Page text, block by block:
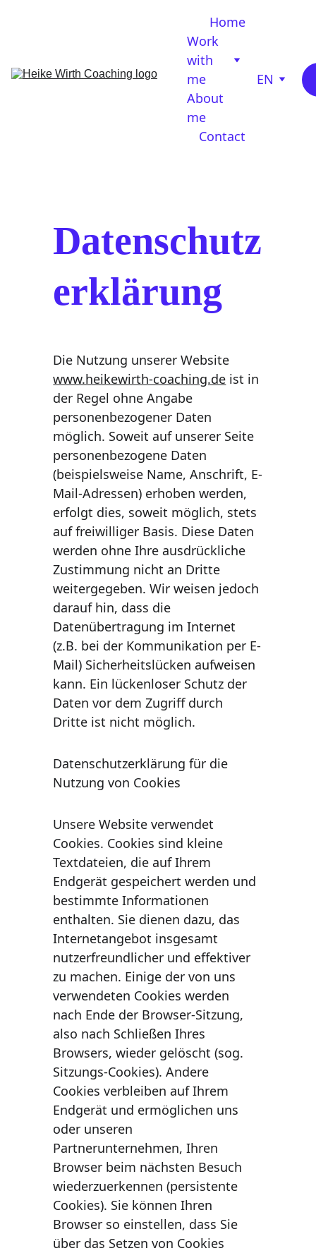
Home
Work
with
me
About
me
Contact
EN
Datenschutz
erklärung
Die Nutzung unserer Website
www.heikewirth-coaching.de ist in
der Regel ohne Angabe
personenbezogener Daten
möglich. Soweit auf unserer Seite
personenbezogene Daten
(beispielsweise Name, Anschrift, E-
Mail-Adressen) erhoben werden,
erfolgt dies, soweit möglich, stets
auf freiwilliger Basis. Diese Daten
werden ohne Ihre ausdrückliche
Zustimmung nicht an Dritte
weitergegeben. Wir weisen jedoch
darauf hin, dass die
Datenübertragung im Internet
(z.B. bei der Kommunikation per E-
Mail) Sicherheitslücken aufweisen
kann. Ein lückenloser Schutz der
Daten vor dem Zugriﬀ durch
Dritte ist nicht möglich.
Datenschutzerklärung für die
Nutzung von Cookies
Unsere Website verwendet
Cookies. Cookies sind kleine
Textdateien, die auf Ihrem
Endgerät gespeichert werden und
bestimmte Informationen
enthalten. Sie dienen dazu, das
Internetangebot insgesamt
nutzerfreundlicher und eﬀektiver
zu machen. Einige der von uns
verwendeten Cookies werden
nach Ende der Browser-Sitzung,
also nach Schließen Ihres
Browsers, wieder gelöscht (sog.
Sitzungs-Cookies). Andere
Cookies verbleiben auf Ihrem
Endgerät und ermöglichen uns
oder unseren
Partnerunternehmen, Ihren
Browser beim nächsten Besuch
wiederzuerkennen (persistente
Cookies). Sie können Ihren
Browser so einstellen, dass Sie
über das Setzen von Cookies